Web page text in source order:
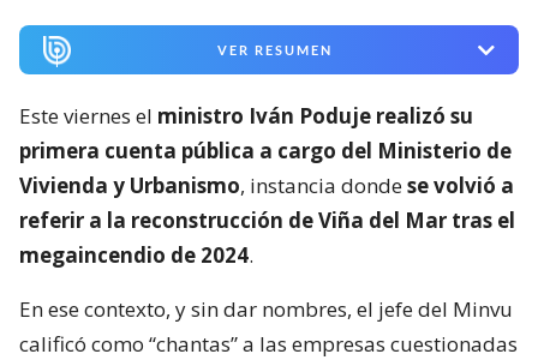
VER RESUMEN
Este viernes el ministro Iván Poduje realizó su
primera cuenta pública a cargo del Ministerio de
Vivienda y Urbanismo, instancia dondese volvió a
referir a la reconstrucción de Viña del Mar tras el
megaincendio de 2024.
En ese contexto, y sin dar nombres, el jefe del Minvu
calificó como “chantas” a las empresas cuestionadas